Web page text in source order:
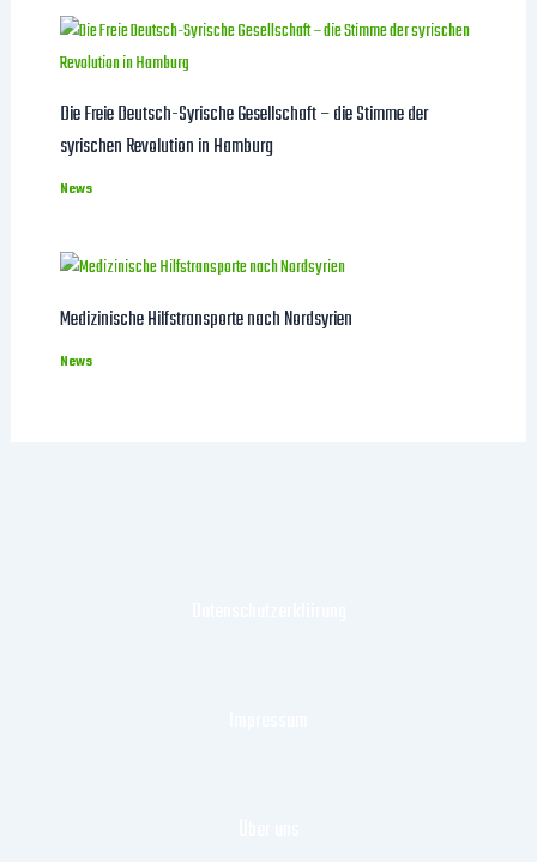
Die Freie Deutsch-Syrische Gesellschaft – die Stimme der
syrischen Revolution in Hamburg
News
Medizinische Hilfstransporte nach Nordsyrien
News